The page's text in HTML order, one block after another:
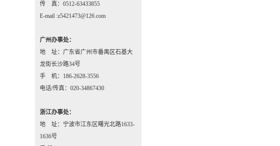
传 真：0512-63433855
E-mail :z5421473@126.com
广州办事处：
地 址：广东省广州市番禺区石基大
龙街长沙路34号
手 机：186-2628-3556
电话/传真：020-34867430
浙江办事处：
地 址：宁波市江东区曙光北路1633-
1636号